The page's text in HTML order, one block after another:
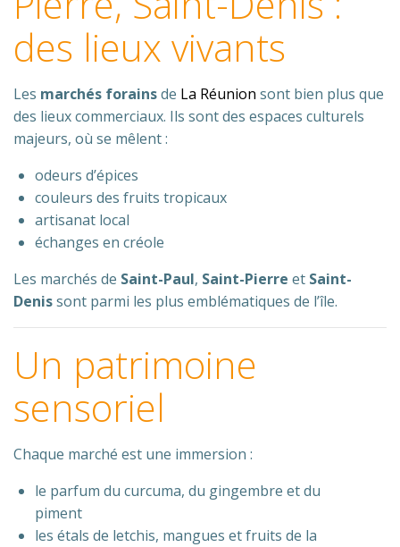
des lieux vivants
Les marchés forainsde La Réunion sont bien plus que
des lieux commerciaux. Ils sont des espaces culturels
majeurs, où se mêlent :
odeurs d’épices
couleurs des fruits tropicaux
artisanat local
échanges en créole
Les marchés de Saint-Paul, Saint-Pierre et Saint-
Denissont parmi les plus emblématiques de l’île.
Un patrimoine
sensoriel
Chaque marché est une immersion :
le parfum du curcuma, du gingembre et du
piment
les étals de letchis, mangues et fruits de la